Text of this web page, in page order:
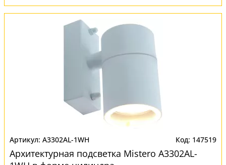
A3302AL-1WH 147519
Архитектурная подсветка Mistero A3302AL-